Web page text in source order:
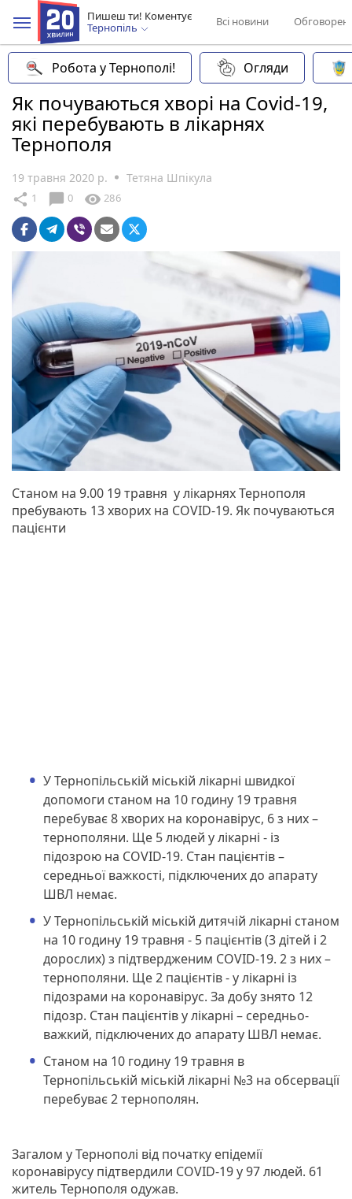
Пишеш ти! Коментує
Тернопіль
Всі новини
Робота у Тернополі! Огляди
Як почуваються хворі на Covid-19,
які перебувають в лікарнях
Тернополя
19 травня 2020 р. Тетяна Шпікула
share 1 chat_bubble 0 visibility 286
Станом на 9.00 19 травня у лікарнях Тернополя
пребувають 13 хворих на COVID-19. Як почуваються
пацієнти
У Тернопільській міській лікарні швидкої
допомоги станом на 10 годину 19 травня
перебуває 8 хворих на коронавірус, 6 з них –
тернополяни. Ще 5 людей у лікарні - із
підозрою на COVID-19. Стан пацієнтів –
середньої важкості, підключених до апарату
ШВЛ немає.
У Тернопільській міській дитячій лікарні станом
на 10 годину 19 травня - 5 пацієнтів (3 дітей і 2
дорослих) з підтвердженим COVID-19. 2 з них –
тернополяни. Ще 2 пацієнтів - у лікарні із
підозрами на коронавірус. За добу знято 12
підозр. Стан пацієнтів у лікарні – середньо-
важкий, підключених до апарату ШВЛ немає.
Станом на 10 годину 19 травня в
Тернопільській міській лікарні №3 на обсервації
перебуває 2 тернополян.
Загалом у Тернополі від початку епідемії
коронавірусу підтвердили COVID-19 у 97 людей. 61
житель Тернополя одужав.